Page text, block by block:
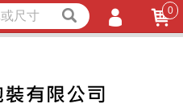
0
冊
耐熱內襯